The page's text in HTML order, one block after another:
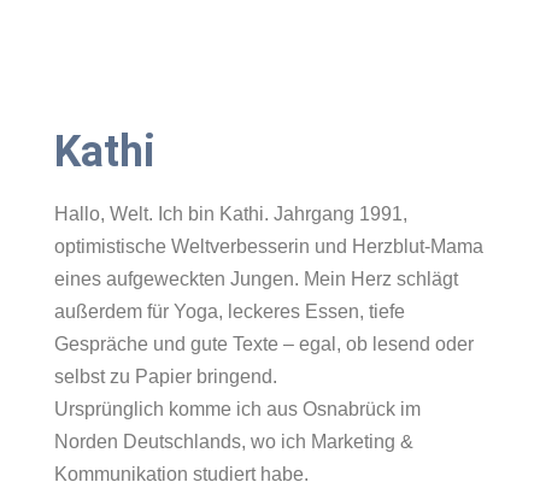
Kathi
Hallo, Welt. Ich bin Kathi. Jahrgang 1991,
optimistische Weltverbesserin und Herzblut-Mama
eines aufgeweckten Jungen. Mein Herz schlägt
außerdem für Yoga, leckeres Essen, tiefe
Gespräche und gute Texte – egal, ob lesend oder
selbst zu Papier bringend.
Ursprünglich komme ich aus Osnabrück im
Norden Deutschlands, wo ich Marketing &
Kommunikation studiert habe.